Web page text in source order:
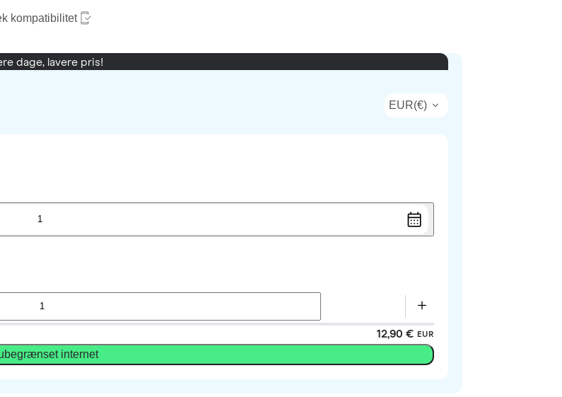
kompatibilitet
dage, lavere pris!
EUR(€)
1
12,90 € EUR
internet